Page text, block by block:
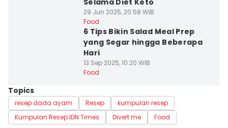
Selama Diet Keto
29 Jun 2025, 20:58 WIB
Food
6 Tips Bikin Salad Meal Prep
yang Segar hingga Beberapa
Hari
13 Sep 2025, 10:20 WIB
Food
Topics
resep dada ayam Resep
kumpulan resep
Kumpulan Resep IDN Times
Divert me Food